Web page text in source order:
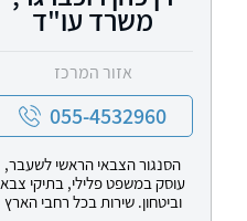
משרד עו"ד
אזור המרכז
055-4532960
הסנגור הצבאי הראשי לשעבר,
עוסק במשפט פלילי, בתיקי צבא
וביטחון. שירות בכל רחבי הארץ